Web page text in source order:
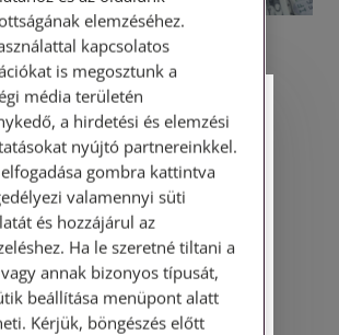
védelme
igen hangsúlyos kérdése,
mikor, hogyan és mennyi
meg a munkavállalónak.
a kérdést, hogy a mennyi a
l...
ügyfélfogadás
ügyfélszolgálatunk telefonon
időpontegyeztetés után,
érhető el.
Budapest, Hungária körút
Pontos megközelítési
elemzéséhez.
kapcsolatos
is megosztunk a
média területén
a hirdetési és elemzési
nyújtó partnereinkkel.
gombra kattintva
valamennyi süti
és hozzájárul az
Ha le szeretné tiltani a
annak bizonyos típusát,
beállítása menüpont alatt
Kérjük, böngészés előtt